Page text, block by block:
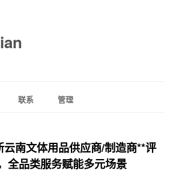
联系 管理
云南文体用品供应商/制造商**评
全品类服务赋能多元场景